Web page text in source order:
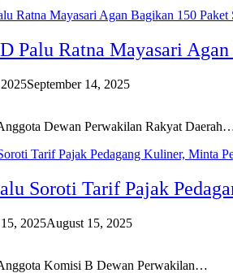
Palu Ratna Mayasari
September 14, 2025
Dewan Perwakilan Rakyat
Soroti Tarif Pajak
2025August 15, 2025
Komisi B Dewan Perwakilan…